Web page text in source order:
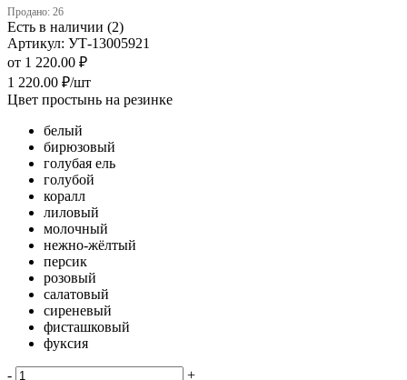
Продано: 26
Есть в наличии (2)
Артикул: УТ-13005921
от 1 220.00 ₽
1 220.00 ₽/шт
Цвет простынь на резинке
белый
бирюзовый
голубая ель
голубой
коралл
лиловый
молочный
нежно-жёлтый
персик
розовый
салатовый
сиреневый
фисташковый
фуксия
-
+